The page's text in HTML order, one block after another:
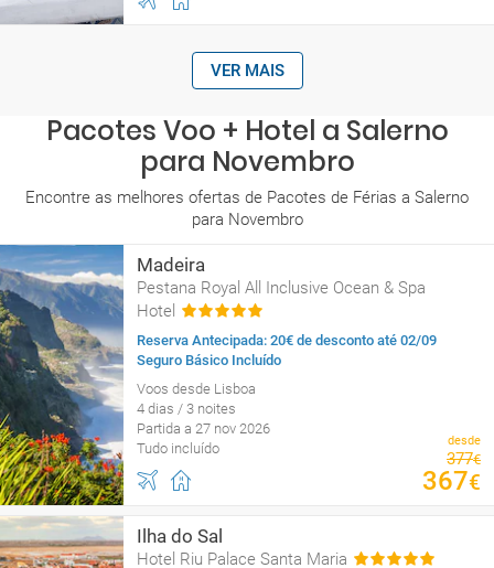
VER MAIS
Pacotes Voo + Hotel a Salerno
para Novembro
Encontre as melhores ofertas de Pacotes de Férias a Salerno
para Novembro
Madeira
Pestana Royal All Inclusive Ocean & Spa
Hotel
Reserva Antecipada: 20€ de desconto até 02/09
Seguro Básico Incluído
Voos desde Lisboa
4 dias / 3 noites
Partida a 27 nov 2026
Tudo incluído
desde
377€
367€
Ilha do Sal
Hotel Riu Palace Santa Maria